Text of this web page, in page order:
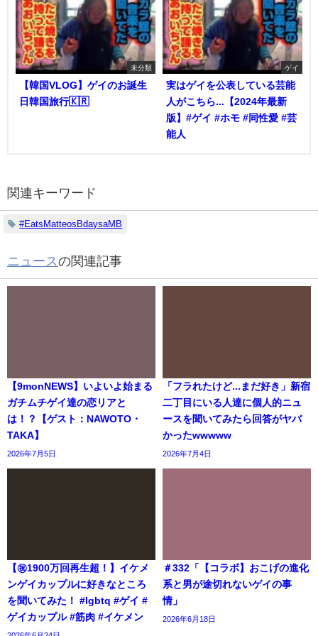
未分類
【韓国VLOG】ゲイのお誕生
日韓国旅行🇰🇷
ゲイ
実はゲイを公表している芸能
人がこちら...【2024年最新
版】#ゲイ #ホモ #同性愛 #芸
能人
関連キーワード
#EatsMatteosBdaysaMB
ニュースの関連記事
【9monNEWS】いよいよ始まる
ガチムチゲイ達の恋リアと
は！？【ゲスト：NAWOTO・
TAKA】
2026年7月5日
「フラれたけど...まだ好き」新宿
二丁目にいる人達に個人的ニュ
ースを聞いてみたら回答がヤバ
かったwwwww
2026年7月4日
【㊗️1900万回再生超！】イケメ
ンゲイカップルに好きなところ
を聞いてみた！ #lgbtq #ゲイ #
ゲイカップル #筋肉 #イケメン
＃332「【コラボ】おこげの進化
系と男が途切れないゲイの事
情」
2026年6月18日